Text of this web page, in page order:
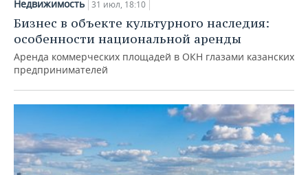
Недвижимость 31 июл, 18:10
Бизнес в объекте культурного наследия:
особенности национальной аренды
Аренда коммерческих площадей в ОКН глазами казанских
предпринимателей